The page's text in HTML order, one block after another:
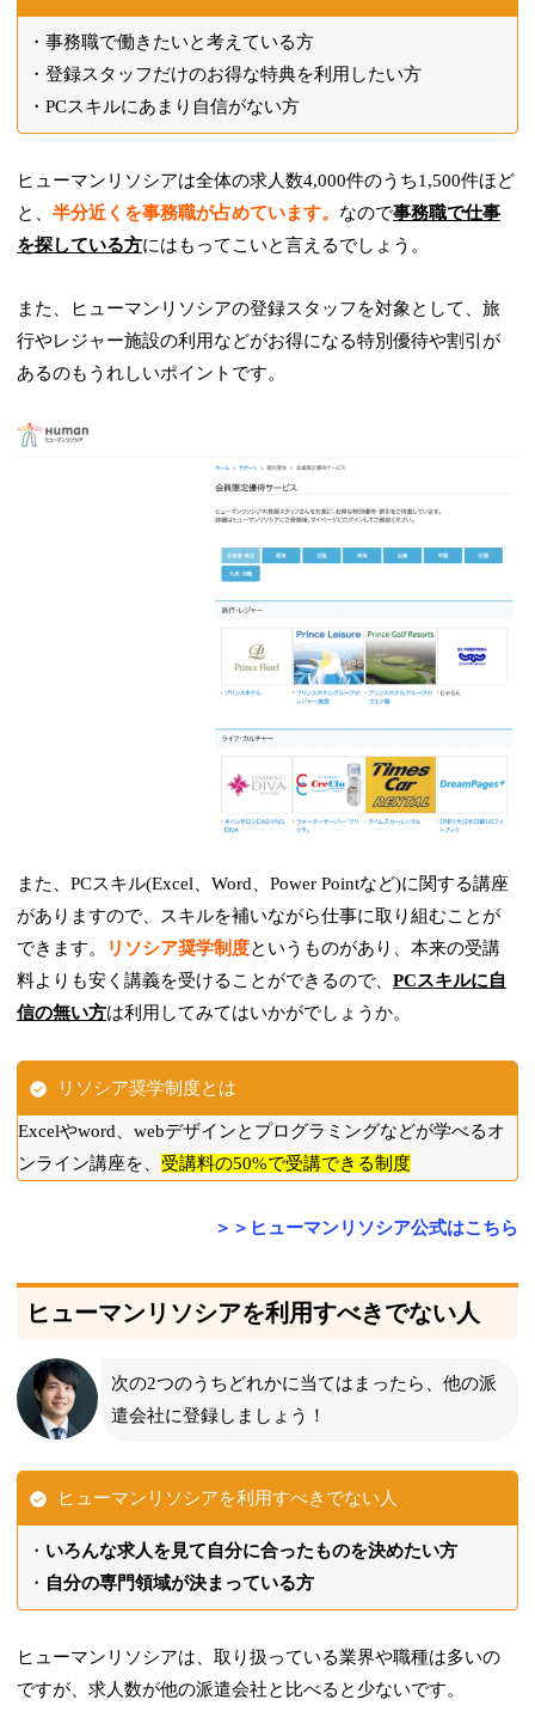
事務職で働きたいと考えている方
登録スタッフだけのお得な特典を利用したい方
PCスキルにあまり自信がない方
ヒューマンリソシアは全体の求人数4,000件のうち1,500件ほど
と、半分近くを事務職が占めています。 なので事務職で仕事
を探している方にはもってこいと言えるでしょう。
また、ヒューマンリソシアの登録スタッフを対象として、旅
行やレジャー施設の利用などがお得になる特別優待や割引が
あるのもうれしいポイントです。
また、PCスキル(Excel、Word、Power Pointなど)に関する講座
がありますので、スキルを補いながら仕事に取り組むことが
できます。
リソシア奨学制度というものがあり、本来の受講
料よりも安く講義を受けることができるので、PCスキルに自
信の無い方は利用してみてはいかがでしょうか。
リソシア奨学制度とは
Excelやword、webデザインとプログラミングなどが学べるオ
ンライン講座を、 受講料の50%で受講できる制度
＞＞ヒューマンリソシア公式はこちら
ヒューマンリソシアを利用すべきでない人
次の2つのうちどれかに当てはまったら、他の派
遣会社に登録しましょう！
ヒューマンリソシアを利用すべきでない人
いろんな求人を見て自分に合ったものを決めたい方
自分の専門領域が決まっている方
ヒューマンリソシアは、取り扱っている業界や職種は多いの
ですが、求人数が他の派遣会社と比べると少ないです。